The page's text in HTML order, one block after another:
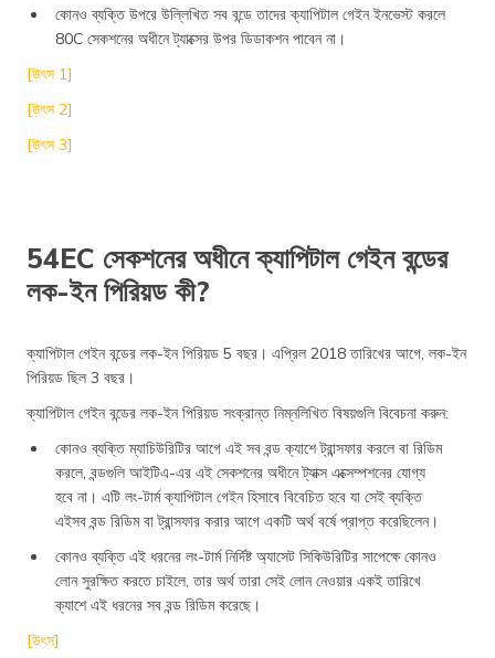
কোনও ব্যক্তি উপরে উল্লিখিত সব বন্ডে তাদের ক্যাপিটাল গেইন ইনভেস্ট করলে
80C সেকশনের অধীনে ট্যাক্সের উপর ডিডাকশন পাবেন না।
[উৎস 1]
[উৎস 2]
[উৎস 3]
54EC সেকশনের অধীনে ক্যাপিটাল গেইন বন্ডের
লক-ইন পিরিয়ড কী?
ক্যাপিটাল গেইন বন্ডের লক-ইন পিরিয়ড 5 বছর। এপ্রিল 2018 তারিখের আগে, লক-ইন
পিরিয়ড ছিল 3 বছর।
ক্যাপিটাল গেইন বন্ডের লক-ইন পিরিয়ড সংক্রান্ত নিম্নলিখিত বিষয়গুলি বিবেচনা করুন:
কোনও ব্যক্তি ম্যাচিউরিটির আগে এই সব বন্ড ক্যাশে ট্রান্সফার করলে বা রিডিম
করলে, বন্ডগুলি আইটিএ-এর এই সেকশনের অধীনে ট্যাক্স এক্সেম্পশনের যোগ্য
হবে না। এটি লং-টার্ম ক্যাপিটাল গেইন হিসাবে বিবেচিত হবে যা সেই ব্যক্তি
এইসব বন্ড রিডিম বা ট্রান্সফার করার আগে একটি অর্থ বর্ষে প্রাপ্ত করেছিলেন।
কোনও ব্যক্তি এই ধরনের লং-টার্ম নির্দিষ্ট অ্যাসেট সিকিউরিটির সাপেক্ষে কোনও
লোন সুরক্ষিত করতে চাইলে, তার অর্থ তারা সেই লোন নেওয়ার একই তারিখে
ক্যাশে এই ধরনের সব বন্ড রিডিম করেছে।
[উৎস]